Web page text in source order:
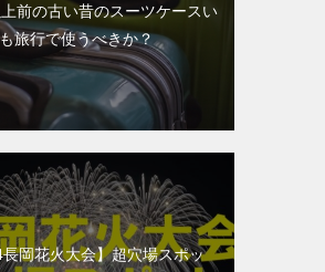
前の古い昔のスーツケースい
旅行で使うべきか？
岡花火大会】超穴場スポッ